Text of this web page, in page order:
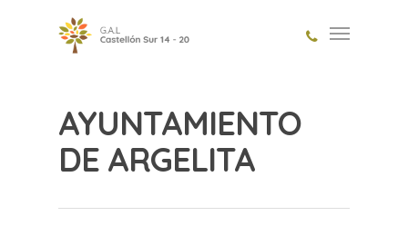
AYUNTAMIENTO
DE ARGELITA